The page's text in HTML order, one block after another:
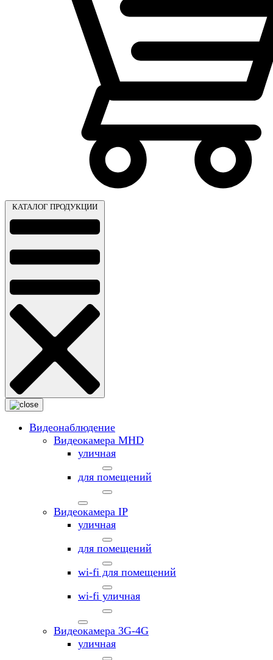
КАТАЛОГ ПРОДУКЦИИ
Видеонаблюдение
Видеокамера MНD
уличная
для помещений
Видеокамера IP
уличная
для помещений
wi-fi для помещений
wi-fi уличная
Видеокамера 3G-4G
уличная